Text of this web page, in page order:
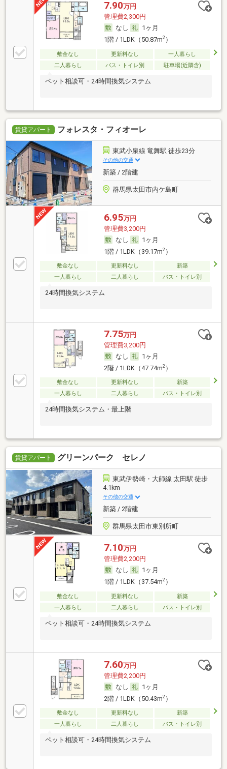
7.90万円
管理費2,300円
なし
1ヶ月
1階 / 1LDK（50.87m2）
敷金なし 更新料なし
一人暮らし
二人暮らし
バス・トイレ別 駐車場(近隣含)
ペット相談可・24時間換気システム
賃貸アパート フォレスタ・フィオーレ
東武小泉線 竜舞駅 徒歩23分
その他の交通
新築 / 2階建
群馬県太田市内ケ島町
6.95万円
管理費3,200円
なし
1ヶ月
1階 / 1LDK（39.17m2）
敷金なし 更新料なし
新築
一人暮らし
二人暮らし バス・トイレ別
24時間換気システム
7.75万円
管理費3,200円
なし
1ヶ月
2階 / 1LDK（47.74m2）
敷金なし 更新料なし
新築
一人暮らし
二人暮らし バス・トイレ別
24時間換気システム・最上階
賃貸アパート グリーンパーク セレノ
東武伊勢崎・大師線 太田駅 徒歩
4.1km
その他の交通
新築 / 2階建
群馬県太田市東別所町
7.10万円
管理費2,200円
なし
1ヶ月
1階 / 1LDK（37.54m2）
敷金なし 更新料なし
新築
一人暮らし
二人暮らし バス・トイレ別
ペット相談可・24時間換気システム
7.60万円
管理費2,200円
なし
1ヶ月
2階 / 1LDK（50.43m2）
敷金なし 更新料なし
新築
一人暮らし
二人暮らし バス・トイレ別
ペット相談可・24時間換気システム